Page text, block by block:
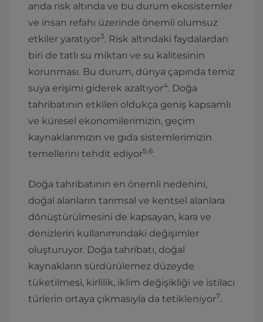
anda risk altında ve bu durum ekosistemler
ve insan refahı üzerinde önemli olumsuz
etkiler yaratıyor3. Risk altındaki faydalardan
biri de tatlı su miktarı ve su kalitesinin
korunması. Bu durum, dünya çapında temiz
suya erişimi giderek azaltıyor4. Doğa
tahribatının etkileri oldukça geniş kapsamlı
ve küresel ekonomilerimizin, geçim
kaynaklarımızın ve gıda sistemlerimizin
temellerini tehdit ediyor5,6.
Doğa tahribatının en önemli nedenini,
doğal alanların tarımsal ve kentsel alanlara
dönüştürülmesini de kapsayan, kara ve
denizlerin kullanımındaki değişimler
oluşturuyor. Doğa tahribatı, doğal
kaynakların sürdürülemez düzeyde
tüketilmesi, kirlilik, iklim değişikliği ve istilacı
türlerin ortaya çıkmasıyla da tetikleniyor7.